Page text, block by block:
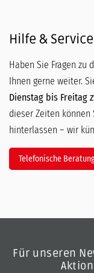
Hilfe & Service
Haben Sie Fragen zu
Ihnen gerne weiter.
Dienstag bis Freitag
dieser Zeiten
hinterlassen – wir
Telefonische
Für unseren